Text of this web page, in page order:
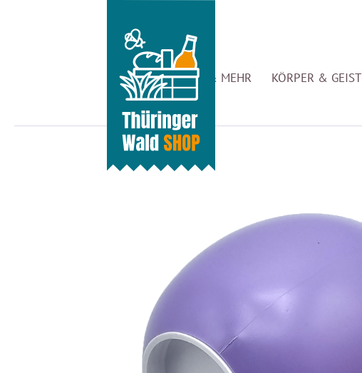
GENUSS & MEHR KÖRPER & GEIST